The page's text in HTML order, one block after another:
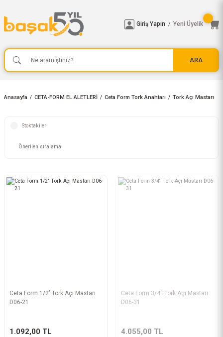
ARA
Giriş Yapın / Yeni Üyelik
Anasayfa CETA-FORM EL ALETLERİ Ceta Form Tork Anahtarı Tork Açı Mastarı
Stoktakiler
Ceta Form 1/2’’ Tork Açı Mastarı
D06-21
1.092,00 TL
Ceta Form 3/4'' Tork Açı Mastarı
D06-31
4.055,00 TL